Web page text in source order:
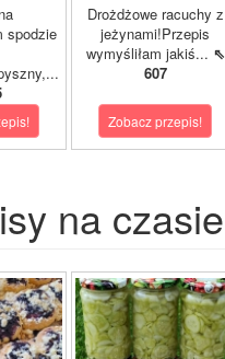
spodzie
Drożdżowe racuchy z
jeżynami!Przepis
wymyśliłam jakiś... ⇖
607
Zobacz przepis!
na czasie